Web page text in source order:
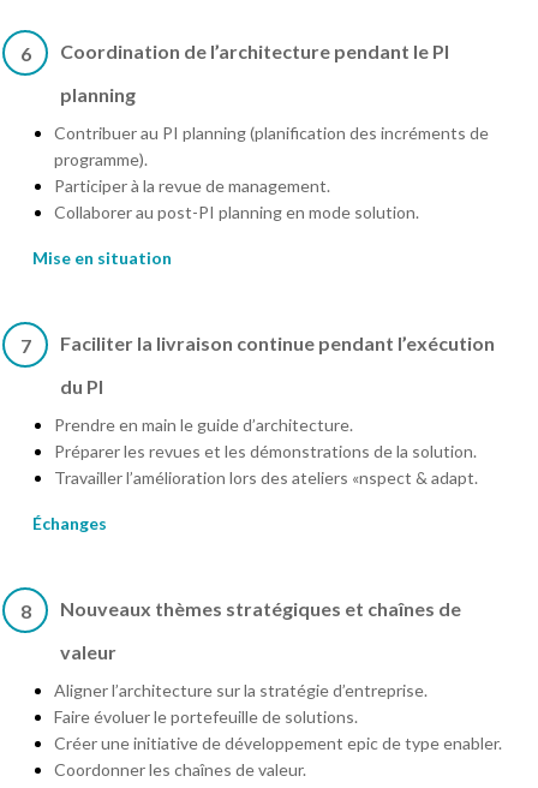
6
Coordination de l’architecture pendant le PI
planning
Contribuer au PI planning (planification des incréments de
programme).
Participer à la revue de management.
Collaborer au post-PI planning en mode solution.
Mise en situation
7
Faciliter la livraison continue pendant l’exécution
du PI
Prendre en main le guide d’architecture.
Préparer les revues et les démonstrations de la solution.
Travailler l’amélioration lors des ateliers «nspect & adapt.
Échanges
8
Nouveaux thèmes stratégiques et chaînes de
valeur
Aligner l’architecture sur la stratégie d’entreprise.
Faire évoluer le portefeuille de solutions.
Créer une initiative de développement epic de type enabler.
Coordonner les chaînes de valeur.